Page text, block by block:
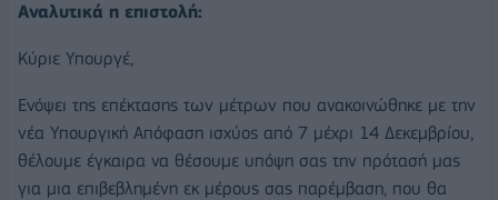
Αναλυτικά η επιστολή:
Κύριε Υπουργέ,
Ενόψει της επέκτασης των μέτρων που ανακοινώθηκε με την
νέα Υπουργική Απόφαση ισχύος από 7 μέχρι 14 Δεκεμβρίου,
θέλουμε έγκαιρα να θέσουμε υπόψη σας την πρότασή μας
για μια επιβεβλημένη εκ μέρους σας παρέμβαση, που θα